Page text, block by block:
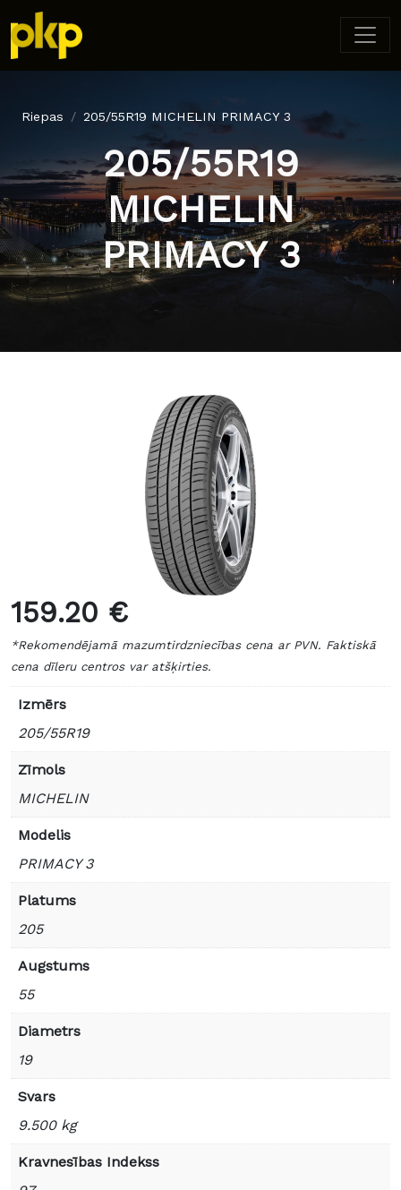
Riepas 205/55R19 MICHELIN PRIMACY 3
205/55R19
MICHELIN
PRIMACY 3
159.20 €
*Rekomendējamā mazumtirdzniecības cena ar PVN. Faktiskā
cena dīleru centros var atšķirties.
Izmērs
205/55R19
Zīmols
MICHELIN
Modelis
PRIMACY 3
Platums
205
Augstums
55
Diametrs
19
Svars
9.500 kg
Kravnesības Indekss